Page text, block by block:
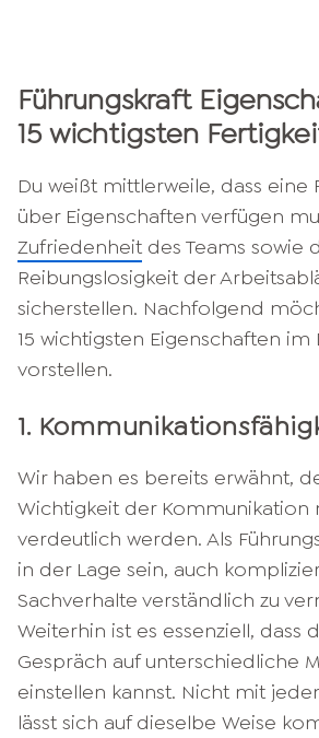
Führungskraft
15 wichtigsten
Du weißt mittlerweile, dass eine
über Eigenschaften verfügen
Zufriedenheit des Teams sowie
Reibungslosigkeit der
sicherstellen. Nachfolgend
15 wichtigsten Eigenschaften im
vorstellen.
1.
Wir haben es bereits erwähnt,
Wichtigkeit der Kommunikation
verdeutlich werden. Als
in der Lage sein, auch
Sachverhalte verständlich zu
Weiterhin ist es essenziell, dass
Gespräch auf unterschiedliche
einstellen kannst. Nicht mit
lässt sich auf dieselbe Weise